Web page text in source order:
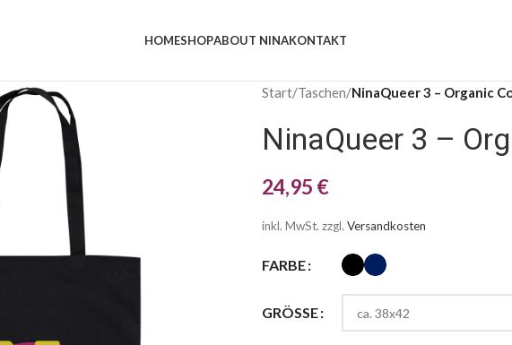
HOMESHOPABOUT NINAKONTAKT
Start/Taschen/NinaQueer 3 – Organic
NinaQueer 3 –
24,95 €
inkl. MwSt. zzgl. Versandkosten
FARBE
GRÖSSE